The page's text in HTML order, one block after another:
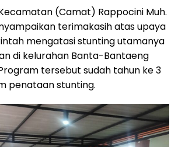
(Camat) Rappocini Muh.
terimakasih atas upaya
mengatasi stunting utamanya
di kelurahan Banta-Bantaeng
tersebut sudah tahun ke 3
penataan stunting.